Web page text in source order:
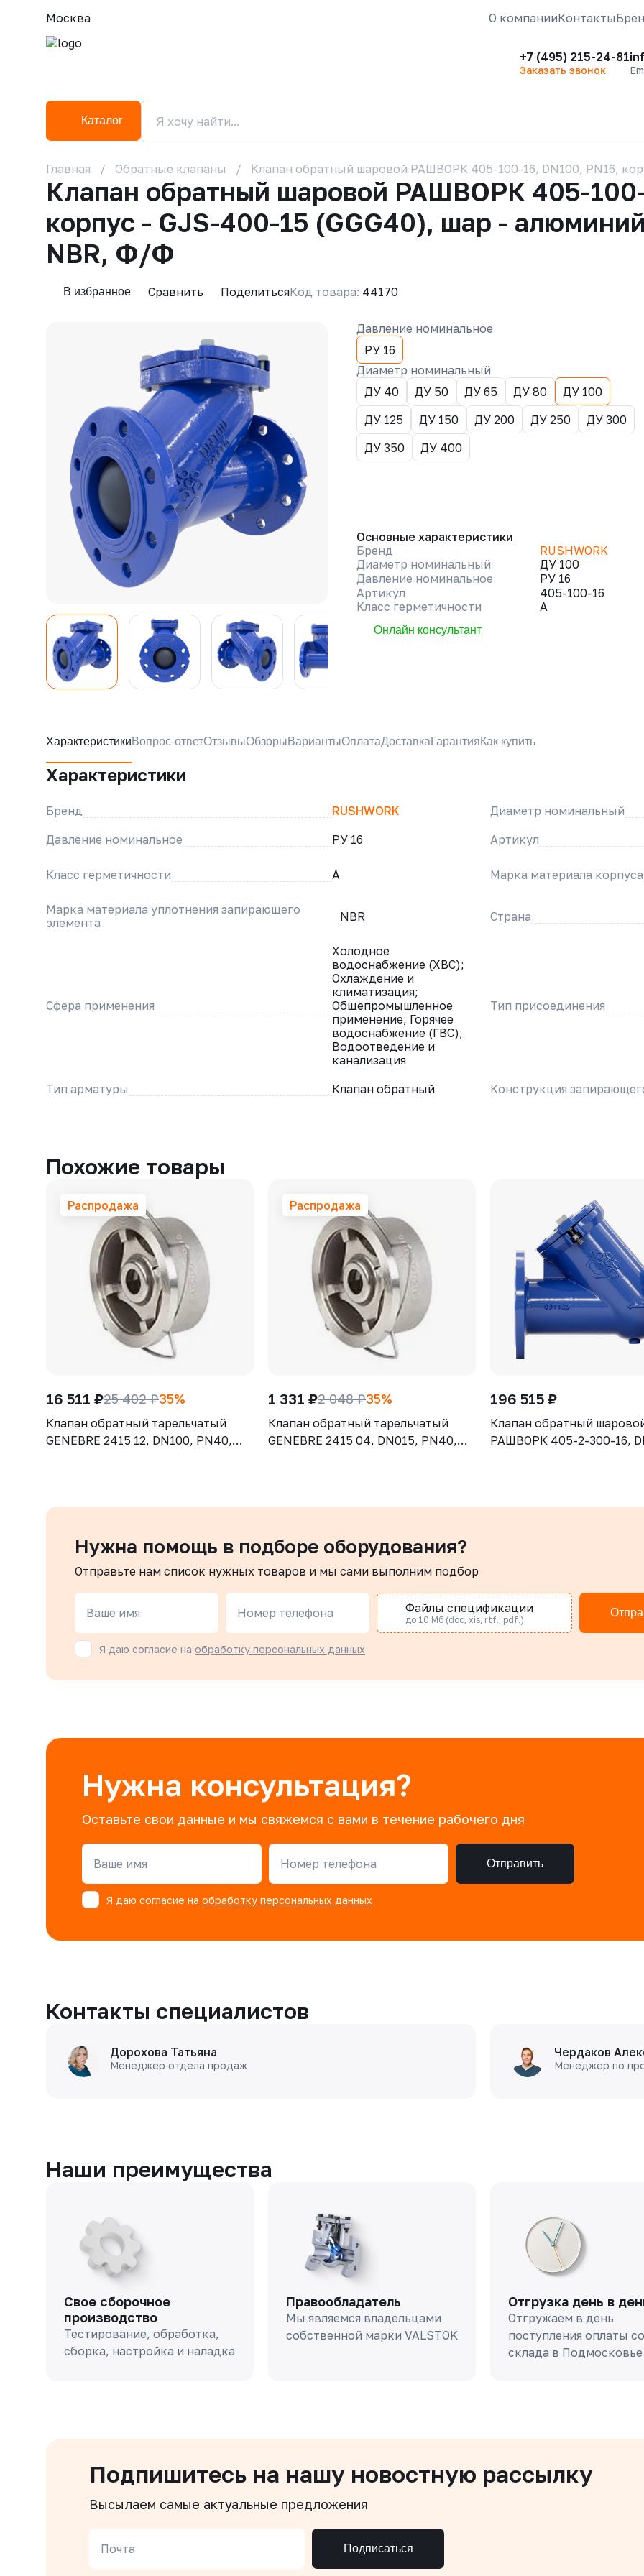
Москва О компанииКонтакты
+7 (495) 215-24-81
Заказать звонок
Каталог
Главная Обратные клапаны Клапан обратный шаровой РАШВОРК 405-100-16, DN100, PN16,
Клапан обратный шаровой РАШВОРК 405-
корпус - GJS-400-15 (GGG40), шар -
NBR, Ф/Ф
В избранное Сравнить ПоделитьсяКод товара: 44170
Давление номинальное
РУ 16
Диаметр номинальный
ДУ 40
ДУ 50 ДУ 65 ДУ 80
ДУ 100
ДУ 125
ДУ 150 ДУ 200 ДУ 250
ДУ 300
ДУ 350
ДУ 400
Основные характеристики
Бренд
RUSHWORK
Диаметр номинальный
ДУ 100
Давление номинальное
РУ 16
Артикул
405-100-16
Класс герметичности
A
Онлайн консультант
Характеристики Вопрос-ответОтзывыОбзоры ВариантыОплатаДоставка Гарантия Как купить
Характеристики
Бренд RUSHWORK
Диаметр номинальный
Давление номинальное
РУ 16 Артикул
Класс герметичности A Марка материала корпуса
Марка материала уплотнения запирающего
элемента
NBR Страна
Сфера применения
Холодное
водоснабжение (ХВС);
Охлаждение и
климатизация;
Общепромышленное
применение; Горячее
водоснабжение (ГВС);
Водоотведение и
канализация
Тип присоединения
Тип арматуры Клапан обратный Конструкция
Похожие товары
Распродажа
16 511 ₽25 402 ₽35%
Клапан обратный тарельчатый
GENEBRE 2415 12, DN100, PN40,
Распродажа
1 331 ₽2 048 ₽35%
Клапан обратный тарельчатый
GENEBRE 2415 04, DN015, PN40,
196 515 ₽
Клапан обратный
РАШВОРК 405-2-300-16,
Нужна помощь в подборе оборудования?
Отправьте нам список нужных товаров и мы сами выполним подбор
Ваше имя Номер телефона Файлы спецификации
до 10 Мб (doc, xis, rtf., pdf.)
Я даю согласие на обработку персональных данных
Нужна консультация?
Оставьте свои данные и мы свяжемся с вами в течение рабочего дня
Ваше имя Номер телефона Отправить
Я даю согласие на обработку персональных данных
Контакты специалистов
Дорохова Татьяна
Менеджер отдела продаж
Чердаков
Менеджер по
Наши преимущества
Свое сборочное
производство
Тестирование, обработка,
сборка, настройка и наладка
Правообладатель
Мы являемся владельцами
собственной марки VALSTOK
Отгрузка день в
Отгружаем в день
поступления оплаты со
склада в Подмосковье
Подпишитесь на нашу новостную рассылку
Высылаем самые актуальные предложения
Почта Подписаться